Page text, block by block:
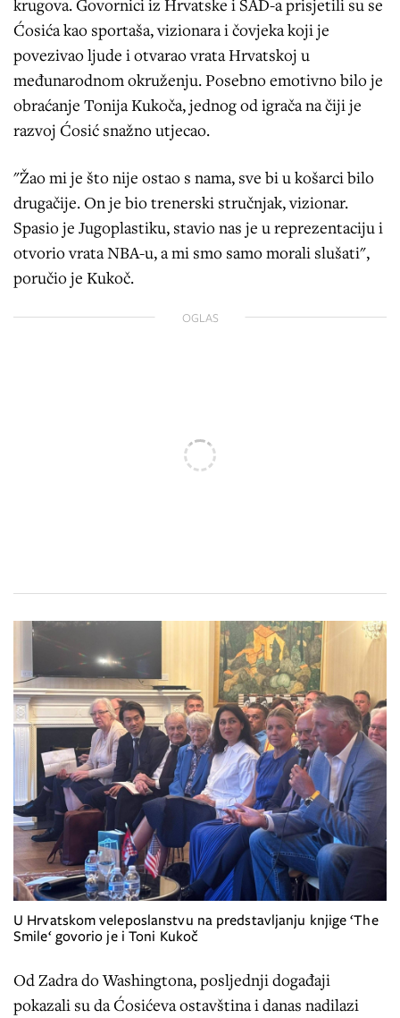
Ćosića kao sportaša, vizionara i čovjeka koji je
povezivao ljude i otvarao vrata Hrvatskoj u
međunarodnom okruženju. Posebno emotivno bilo je
obraćanje Tonija Kukoča, jednog od igrača na čiji je
razvoj Ćosić snažno utjecao.
"Žao mi je što nije ostao s nama, sve bi u košarci bilo
drugačije. On je bio trenerski stručnjak, vizionar.
Spasio je Jugoplastiku, stavio nas je u reprezentaciju i
otvorio vrata NBA-u, a mi smo samo morali slušati",
poručio je Kukoč.
OGLAS
U Hrvatskom veleposlanstvu na predstavljanju knjige ‘The
Smile‘ govorio je i Toni Kukoč
Od Zadra do Washingtona, posljednji događaji
pokazali su da Ćosićeva ostavština i danas nadilazi